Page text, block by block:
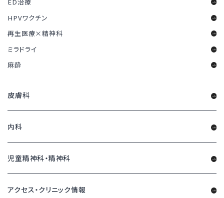
ED治療
HPVワクチン
再生医療×精神科
ミラドライ
麻酔
皮膚科
内科
児童精神科・精神科
アクセス・クリニック情報